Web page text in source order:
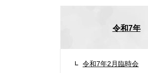
令和7年
令和7年2月臨時会